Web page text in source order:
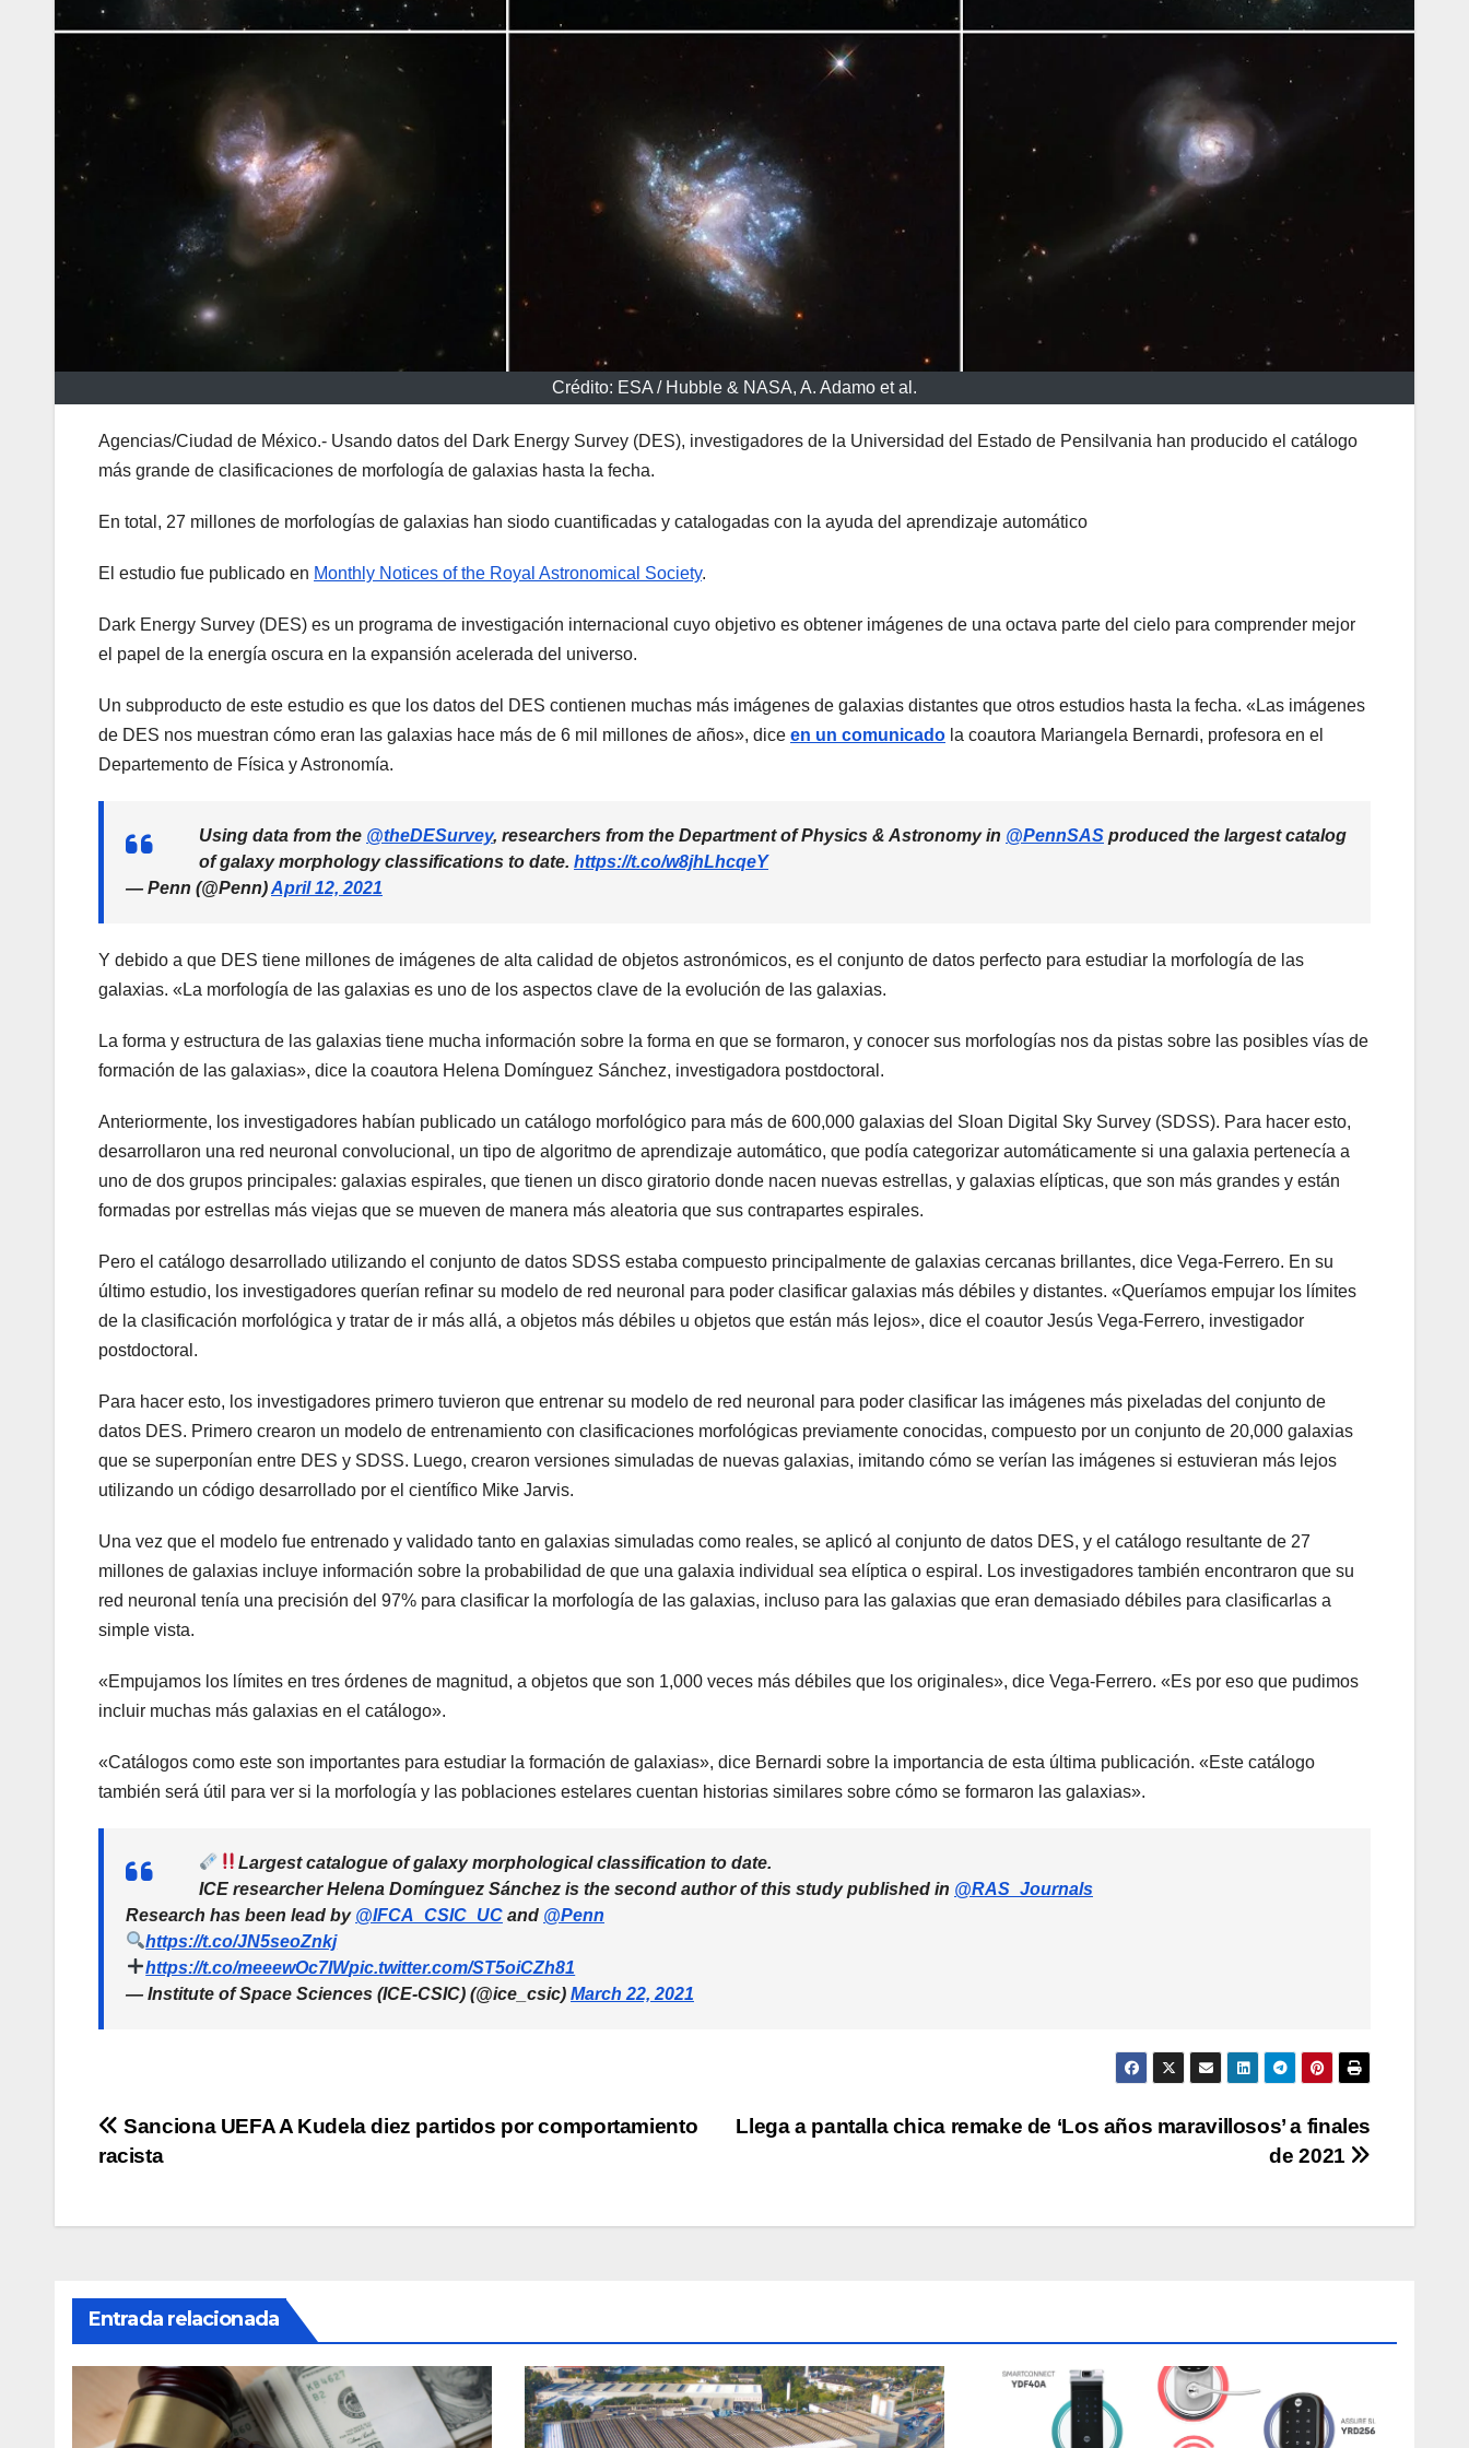
Crédito: ESA / Hubble & NASA, A. Adamo et al.
Agencias/Ciudad de México.- Usando datos del Dark Energy Survey (DES), investigadores de la Universidad del Estado de Pensilvania han producido el catálogo
más grande de clasificaciones de morfología de galaxias hasta la fecha.
En total, 27 millones de morfologías de galaxias han siodo cuantificadas y catalogadas con la ayuda del aprendizaje automático
El estudio fue publicado en Monthly Notices of the Royal Astronomical Society.
Dark Energy Survey (DES) es un programa de investigación internacional cuyo objetivo es obtener imágenes de una octava parte del cielo para comprender mejor
el papel de la energía oscura en la expansión acelerada del universo.
Un subproducto de este estudio es que los datos del DES contienen muchas más imágenes de galaxias distantes que otros estudios hasta la fecha. «Las imágenes
de DES nos muestran cómo eran las galaxias hace más de 6 mil millones de años», dice en un comunicado la coautora Mariangela Bernardi, profesora en el
Departemento de Física y Astronomía.
Using data from the @theDESurvey, researchers from the Department of Physics & Astronomy in @PennSAS produced the largest catalog
of galaxy morphology classifications to date. https://t.co/w8jhLhcqeY
— Penn (@Penn)April 12, 2021
Y debido a que DES tiene millones de imágenes de alta calidad de objetos astronómicos, es el conjunto de datos perfecto para estudiar la morfología de las
galaxias. «La morfología de las galaxias es uno de los aspectos clave de la evolución de las galaxias.
La forma y estructura de las galaxias tiene mucha información sobre la forma en que se formaron, y conocer sus morfologías nos da pistas sobre las posibles vías de
formación de las galaxias», dice la coautora Helena Domínguez Sánchez, investigadora postdoctoral.
Anteriormente, los investigadores habían publicado un catálogo morfológico para más de 600,000 galaxias del Sloan Digital Sky Survey (SDSS). Para hacer esto,
desarrollaron una red neuronal convolucional, un tipo de algoritmo de aprendizaje automático, que podía categorizar automáticamente si una galaxia pertenecía a
uno de dos grupos principales: galaxias espirales, que tienen un disco giratorio donde nacen nuevas estrellas, y galaxias elípticas, que son más grandes y están
formadas por estrellas más viejas que se mueven de manera más aleatoria que sus contrapartes espirales.
Pero el catálogo desarrollado utilizando el conjunto de datos SDSS estaba compuesto principalmente de galaxias cercanas brillantes, dice Vega-Ferrero. En su
último estudio, los investigadores querían refinar su modelo de red neuronal para poder clasificar galaxias más débiles y distantes. «Queríamos empujar los límites
de la clasificación morfológica y tratar de ir más allá, a objetos más débiles u objetos que están más lejos», dice el coautor Jesús Vega-Ferrero, investigador
postdoctoral.
Para hacer esto, los investigadores primero tuvieron que entrenar su modelo de red neuronal para poder clasificar las imágenes más pixeladas del conjunto de
datos DES. Primero crearon un modelo de entrenamiento con clasificaciones morfológicas previamente conocidas, compuesto por un conjunto de 20,000 galaxias
que se superponían entre DES y SDSS. Luego, crearon versiones simuladas de nuevas galaxias, imitando cómo se verían las imágenes si estuvieran más lejos
utilizando un código desarrollado por el científico Mike Jarvis.
Una vez que el modelo fue entrenado y validado tanto en galaxias simuladas como reales, se aplicó al conjunto de datos DES, y el catálogo resultante de 27
millones de galaxias incluye información sobre la probabilidad de que una galaxia individual sea elíptica o espiral. Los investigadores también encontraron que su
red neuronal tenía una precisión del 97% para clasificar la morfología de las galaxias, incluso para las galaxias que eran demasiado débiles para clasificarlas a
simple vista.
«Empujamos los límites en tres órdenes de magnitud, a objetos que son 1,000 veces más débiles que los originales», dice Vega-Ferrero. «Es por eso que pudimos
incluir muchas más galaxias en el catálogo».
«Catálogos como este son importantes para estudiar la formación de galaxias», dice Bernardi sobre la importancia de esta última publicación. «Este catálogo
también será útil para ver si la morfología y las poblaciones estelares cuentan historias similares sobre cómo se formaron las galaxias».
Largest catalogue of galaxy morphological classification to date.
ICE researcher Helena Domínguez Sánchez is the second author of this study published in @RAS_Journals
Research has been lead by @IFCA_CSIC_UC and @Penn
https://t.co/JN5seoZnkj
https://t.co/meeewOc7IWpic.twitter.com/ST5oiCZh81
— Institute of Space Sciences (ICE-CSIC) (@ice_csic) March 22, 2021
Navegación
entradas
Llega a pantalla chica remake de ‘Los años maravillosos’ a finales
de 2021
Sanciona UEFA A Kudela diez partidos por comportamiento
racista
Entrada relacionada